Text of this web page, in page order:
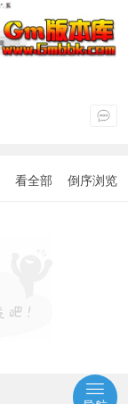
看全部 倒序浏览